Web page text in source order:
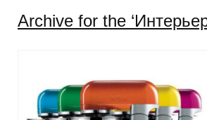
Archive for the